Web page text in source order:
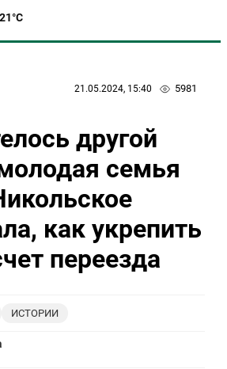
21°C
21.05.2024, 15:40 5981
другой
семья
как укрепить
переезда
ИСТОРИИ